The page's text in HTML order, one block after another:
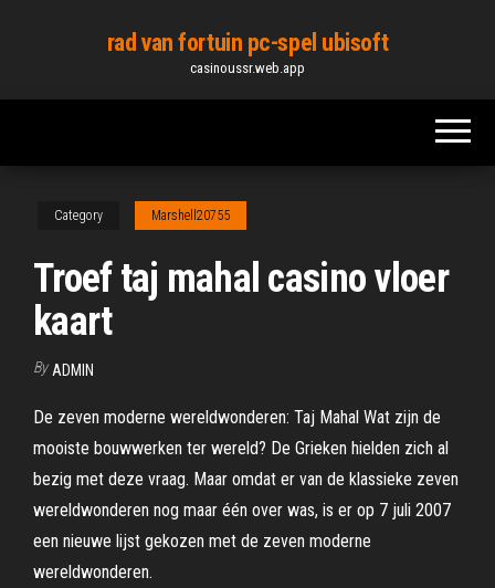
content
rad van fortuin pc-spel ubisoft
casinoussr.web.app
Category Marshell20755
Troef taj mahal casino vloer
kaart
By ADMIN
De zeven moderne wereldwonderen: Taj Mahal Wat zijn de
mooiste bouwwerken ter wereld? De Grieken hielden zich al
bezig met deze vraag. Maar omdat er van de klassieke zeven
wereldwonderen nog maar één over was, is er op 7 juli 2007
een nieuwe lijst gekozen met de zeven moderne
wereldwonderen.